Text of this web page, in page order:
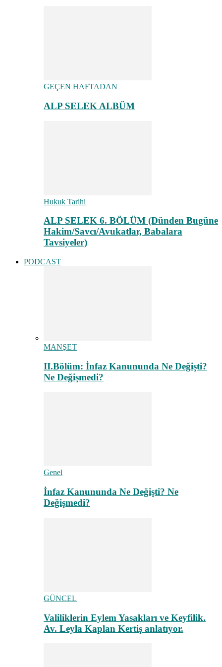
GEÇEN HAFTADAN
ALP SELEK ALBÜM
Hukuk Tarihi
ALP SELEK 6. BÖLÜM (Dünden Bugüne
Hakim/Savcı/Avukatlar, Babalara
Tavsiyeler)
PODCAST
MANŞET
II.Bölüm: İnfaz Kanununda Ne Değişti?
Ne Değişmedi?
Genel
İnfaz Kanununda Ne Değişti? Ne
Değişmedi?
GÜNCEL
Valiliklerin Eylem Yasakları ve Keyfilik.
Av. Leyla Kaplan Kertiş anlatıyor.